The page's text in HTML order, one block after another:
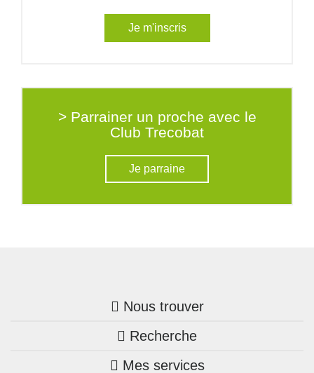
Je m'inscris
> Parrainer un proche avec le
Club Trecobat
Je parraine
Nous trouver
Trouver une agence
Bretagne
Recherche
Nos annonces
Mes services